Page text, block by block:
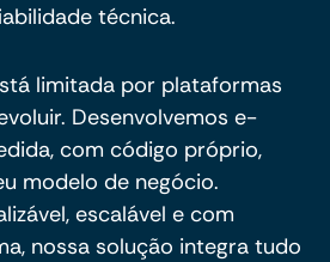
técnica.
limitada por plataformas
Desenvolvemos e-
com código próprio,
modelo de negócio.
escalável e com
nossa solução integra tudo